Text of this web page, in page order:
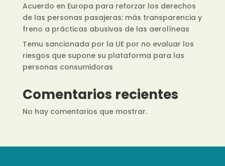
Acuerdo en Europa para reforzar los derechos
de las personas pasajeras: más transparencia y
freno a prácticas abusivas de las aerolíneas
Temu sancionada por la UE por no evaluar los
riesgos que supone su plataforma para las
personas consumidoras
Comentarios recientes
No hay comentarios que mostrar.